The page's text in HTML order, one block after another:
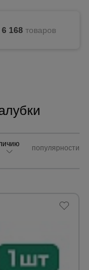
6 168 товаров
популярности